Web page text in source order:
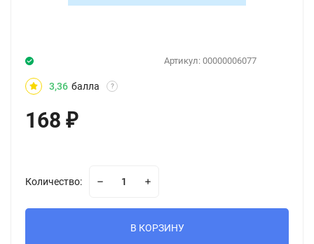
Артикул: 00000006077
3,36 балла ?
168 ₽
Количество:
В КОРЗИНУ